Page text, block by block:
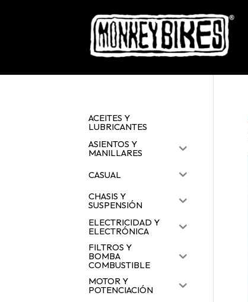
ACEITES Y
LUBRICANTES
ASIENTOS Y
MANILLARES
CASUAL
CHASIS Y
SUSPENSIÓN
ELECTRICIDAD Y
ELECTRÓNICA
FILTROS Y
BOMBA
COMBUSTIBLE
MOTOR Y
POTENCIACIÓN